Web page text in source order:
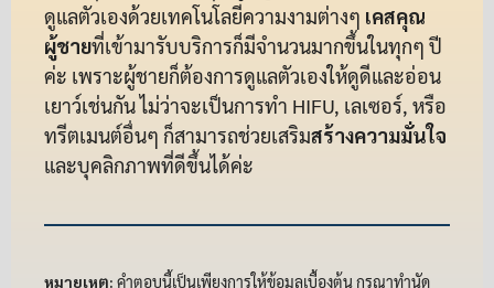
ดูแลตัวเองด้วยเทคโนโลยีความงามต่างๆ เคสคุณ
ผู้ชายที่เข้ามารับบริการก็มีจำนวนมากขึ้นในทุกๆ ปี
ค่ะ เพราะผู้ชายก็ต้องการดูแลตัวเองให้ดูดีและอ่อน
เยาว์เช่นกัน ไม่ว่าจะเป็นการทำ HIFU, เลเซอร์, หรือ
ทรีตเมนต์อื่นๆ ก็สามารถช่วยเสริมสร้างความมั่นใจ
และบุคลิกภาพที่ดีขึ้นได้ค่ะ
หมายเหตุ: คำตอบนี้เป็นเพียงการให้ข้อมูลเบื้องต้น กรุณาทำนัด